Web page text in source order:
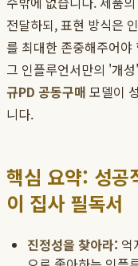
전달하되, 표현 방식은
를 최대한 존중해주어
그 인플루언서만의 '개
규PD 공동구매 모델이
니다.
핵심 요약: 성공
이 집사 필독서
진정성을 찾아라: 억